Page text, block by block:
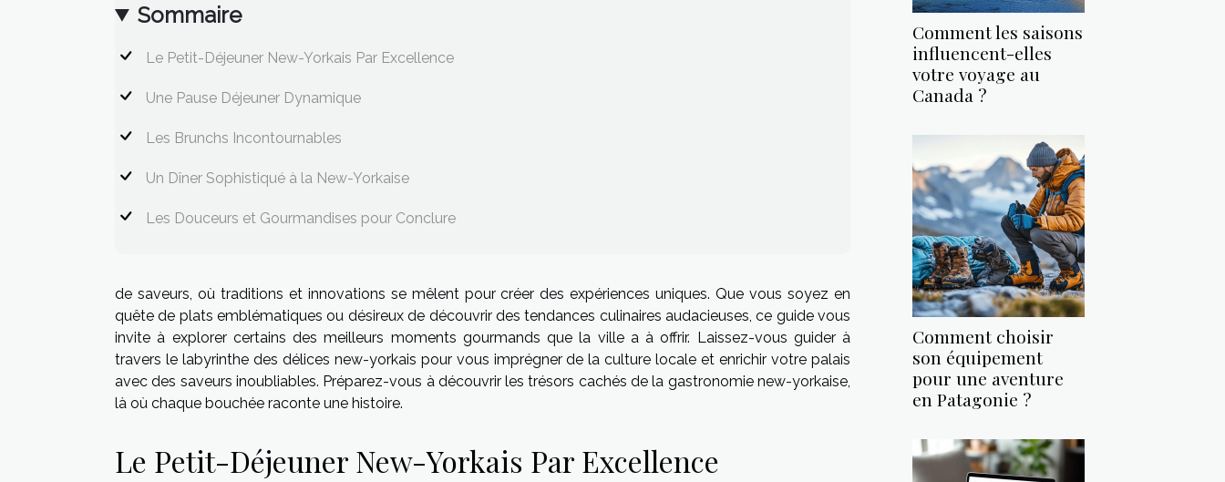
Sommaire
Le Petit-Déjeuner New-Yorkais Par Excellence
Une Pause Déjeuner Dynamique
Les Brunchs Incontournables
Un Dîner Sophistiqué à la New-Yorkaise
Les Douceurs et Gourmandises pour Conclure
de saveurs, où traditions et innovations se mêlent pour créer des expériences uniques. Que vous soyez en
quête de plats emblématiques ou désireux de découvrir des tendances culinaires audacieuses, ce guide vous
invite à explorer certains des meilleurs moments gourmands que la ville a à offrir. Laissez-vous guider à
travers le labyrinthe des délices new-yorkais pour vous imprégner de la culture locale et enrichir votre palais
avec des saveurs inoubliables. Préparez-vous à découvrir les trésors cachés de la gastronomie new-yorkaise,
là où chaque bouchée raconte une histoire.
Le Petit-Déjeuner New-Yorkais Par Excellence
Comment les saisons
influencent-elles
votre voyage au
Canada ?
Comment choisir
son équipement
pour une aventure
en Patagonie ?